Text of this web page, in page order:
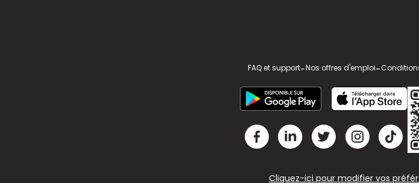
FAQ et support-Nos offres d'emploi-
Cliquez-ici pour modifier vos